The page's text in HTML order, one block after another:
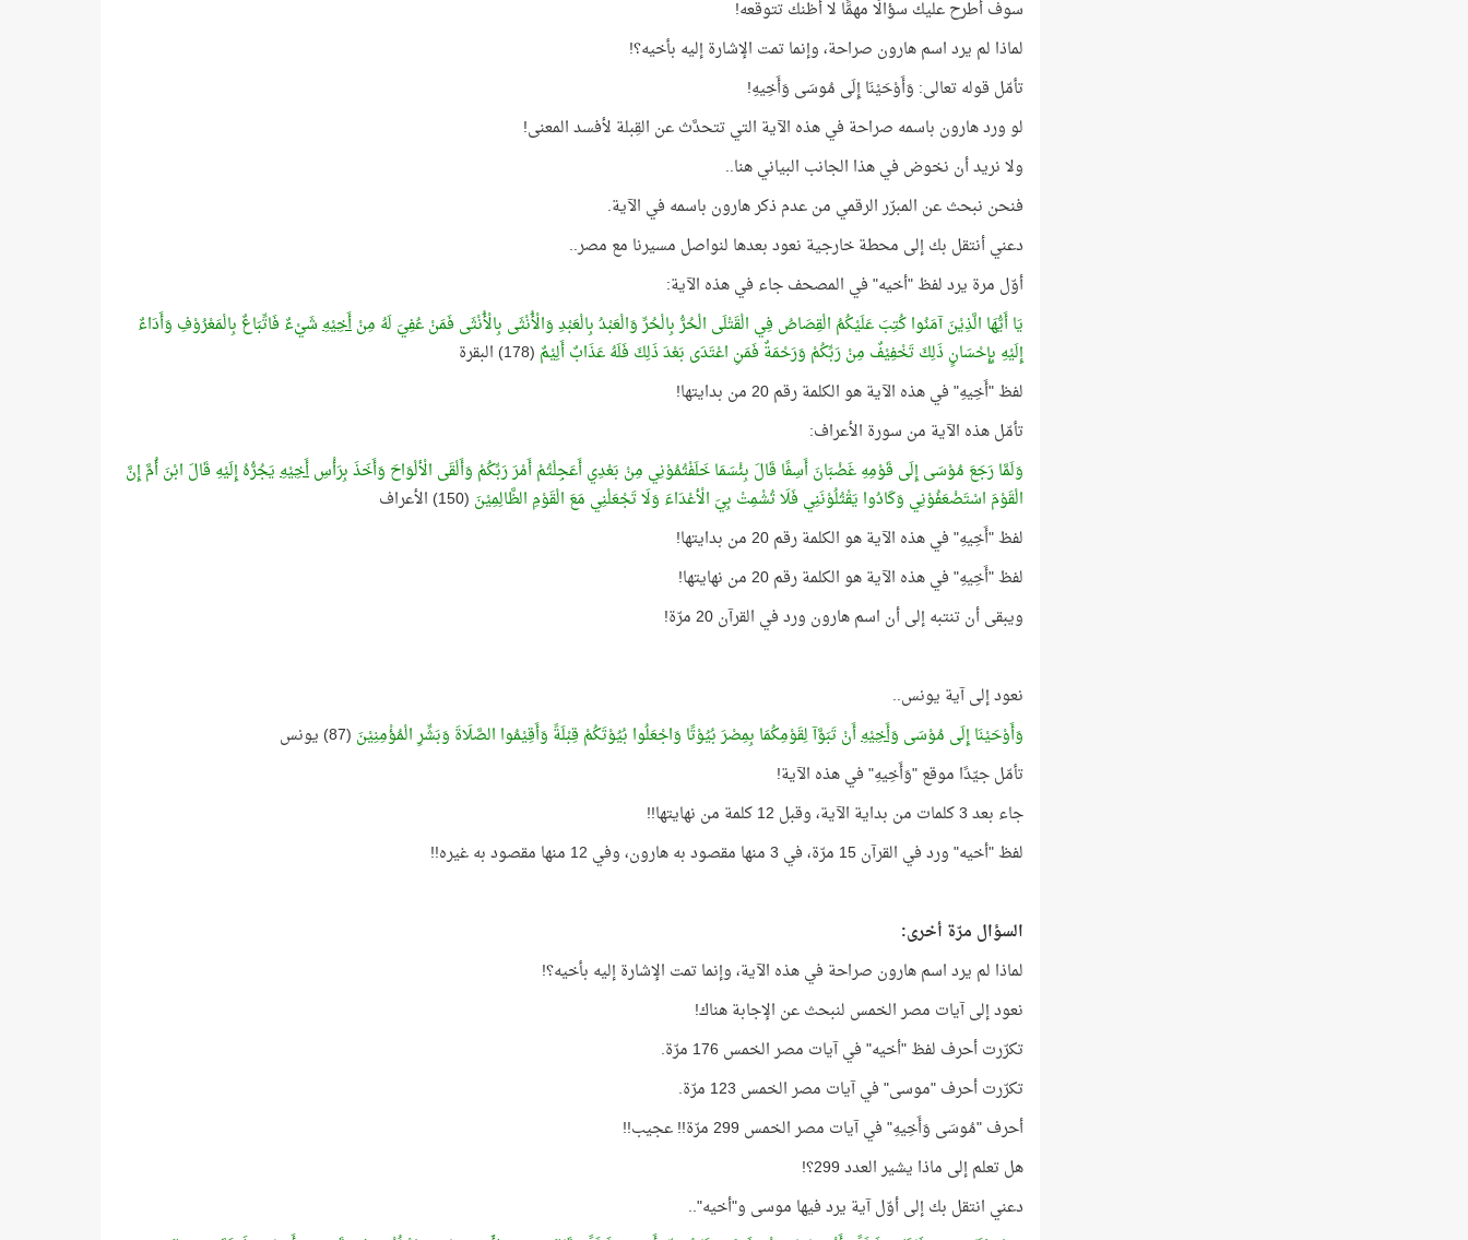
سوف أطرح عليك سؤالًا مهمًّا لا أظنك تتوقعه!
لماذا لم يرد اسم هارون صراحة، وإنما تمت الإشارة إليه بأخيه؟!
تأمّل قوله تعالى: وَأَوْحَيْنَا إِلَى مُوسَى وَأَخِيهِ!
لو ورد هارون باسمه صراحة في هذه الآية التي تتحدَّث عن القِبلة لأفسد المعنى!
ولا نريد أن نخوض في هذا الجانب البياني هنا..
فنحن نبحث عن المبرّر الرقمي من عدم ذكر هارون باسمه في الآية.
دعني أنتقل بك إلى محطة خارجية نعود بعدها لنواصل مسيرنا مع مصر..
أوّل مرة يرد لفظ "أخيه" في المصحف جاء في هذه الآية:
يَا أَيُّهَا الَّذِيْنَ آمَنُوا كُتِبَ عَلَيْكُمُ الْقِصَاصُ فِي الْقَتْلَى الْحُرُّ بِالْحُرِّ وَالْعَبْدُ بِالْعَبْدِ وَالْأُنْثَى بِالْأُنْثَى فَمَنْ عُفِيَ لَهُ مِنْأَخِيْهِشَيْءٌ فَاتِّبَاعٌ بِالْمَعْرُوْفِ وَأَدَاءٌ
إِلَيْهِ بِإِحْسَانٍ ذَلِكَ تَخْفِيْفٌ مِنْ رَبِّكُمْ وَرَحْمَةٌ فَمَنِ اعْتَدَى بَعْدَ ذَلِكَ فَلَهُ عَذَابٌ أَلِيْمٌ (178) البقرة
لفظ "أَخِيهِ" في هذه الآية هو الكلمة رقم 20 من بدايتها!
تأمّل هذه الآية من سورة الأعراف:
وَلَمَّا رَجَعَ مُوْسَى إِلَى قَوْمِهِ غَضْبَانَ أَسِفًا قَالَ بِئْسَمَا خَلَفْتُمُوْنِي مِنْ بَعْدِي أَعَجِلْتُمْ أَمْرَ رَبِّكُمْ وَأَلْقَى الْألْوَاحَ وَأَخَذَ بِرَأْسِأَخِيْهِيَجُرُّهُ إِلَيْهِ قَالَ ابْنَ أُمَّ إِنَّ
الْقَوْمَ اسْتَضْعَفُوْنِي وَكَادُوا يَقْتُلُوْنَنِي فَلَا تُشْمِتْ بِيَ الْأعْدَاءَ وَلَا تَجْعَلْنِي مَعَ الْقَوْمِ الظَّالِمِيْنَ (150) الأعراف
لفظ "أَخِيهِ" في هذه الآية هو الكلمة رقم 20 من بدايتها!
لفظ "أَخِيهِ" في هذه الآية هو الكلمة رقم 20 من نهايتها!
ويبقى أن تنتبه إلى أن اسم هارون ورد في القرآن 20 مرّة!
نعود إلى آية يونس..
وَأَوْحَيْنَا إِلَى مُوْسَى وَأَخِيْهِأَنْ تَبَوَّآ لِقَوْمِكُمَا بِمِصْرَ بُيُوْتًا وَاجْعَلُوا بُيُوْتَكُمْ قِبْلَةً وَأَقِيْمُوا الصَّلَاةَ وَبَشِّرِ الْمُؤْمِنِيْنَ (87) يونس
تأمّل جيّدًا موقع "وَأَخِيهِ" في هذه الآية!
جاء بعد 3 كلمات من بداية الآية، وقبل 12 كلمة من نهايتها!!
لفظ "أخيه" ورد في القرآن 15 مرّة، في 3 منها مقصود به هارون، وفي 12 منها مقصود به غيره!!
السؤال مرّة أخرى:
لماذا لم يرد اسم هارون صراحة في هذه الآية، وإنما تمت الإشارة إليه بأخيه؟!
نعود إلى آيات مصر الخمس لنبحث عن الإجابة هناك!
تكرّرت أحرف لفظ "أخيه" في آيات مصر الخمس 176 مرّة.
تكرّرت أحرف "موسى" في آيات مصر الخمس 123 مرّة.
أحرف "مُوسَى وَأَخِيهِ" في آيات مصر الخمس 299 مرّة!! عجيب!!
هل تعلم إلى ماذا يشير العدد 299؟!
دعني انتقل بك إلى أوّل آية يرد فيها موسى و"أخيه"..